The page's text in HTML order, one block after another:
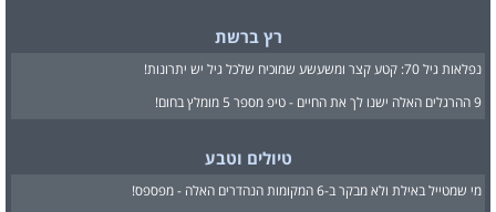
רץ ברשת
נפלאות גיל 70: קטע קצר ומשעשע שמוכיח שלכל גיל יש יתרונות!
9 ההרגלים האלה ישנו לך את החיים - טיפ מספר 5 מומלץ בחום!
טיולים וטבע
מי שמטייל באילת ולא מבקר ב-6 המקומות הנהדרים האלה - מפספס!